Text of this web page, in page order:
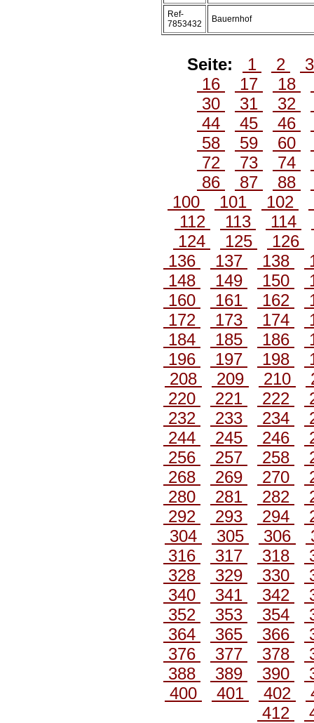
Ref-
7853432
Bauernhof
Seite: 1 2
16
17 18
30
31 32
44
45 46
58
59 60
72
73 74
86
87 88
100
101 102
112
113 114
124
125
126
136
137 138
148
149 150
160
161 162
172
173 174
184
185 186
196
197 198
208
209 210
220
221 222
232
233 234
244
245 246
256
257 258
268
269 270
280
281 282
292
293 294
304
305 306
316
317 318
328
329 330
340
341 342
352
353 354
364
365 366
376
377 378
388
389 390
400
401 402
412